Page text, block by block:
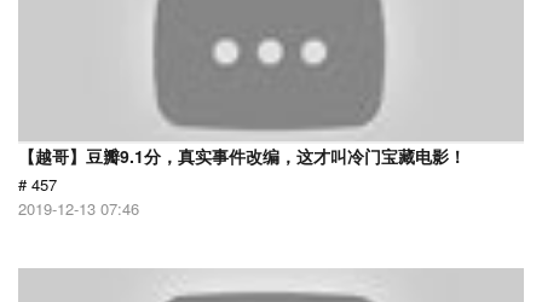
【越哥】豆瓣9.1分，真实事件改编，这才叫冷门宝藏电影！
# 457
2019-12-13 07:46